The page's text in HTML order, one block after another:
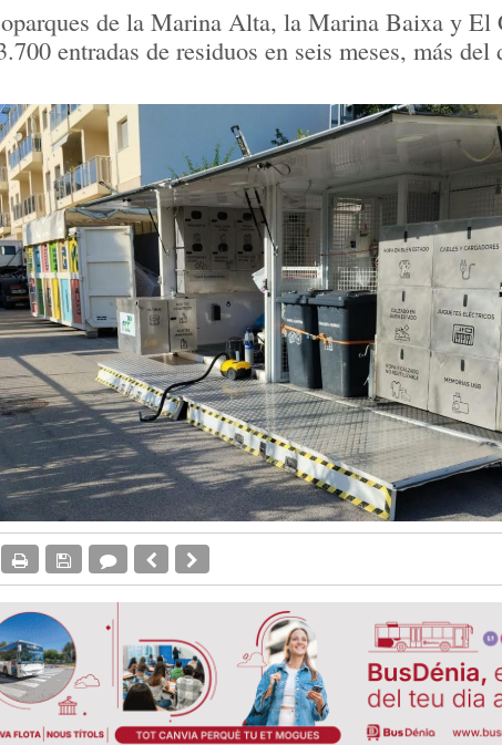
de la Marina Alta, la Marina Baixa y El
entradas de residuos en seis meses, más del